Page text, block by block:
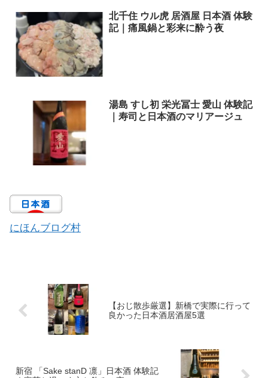
北千住 ウル虎 居酒屋 日本酒 体験
記｜痛風鍋と彩来に酔う夜
湯島 すし初 栄光冨士 愛山 体験記
｜寿司と日本酒のマリアージュ
にほんブログ村
【おじ散歩厳選】新橋で実際に行って
良かった日本酒居酒屋5選
新宿 「Sake stanD 凛」日本酒 体験記